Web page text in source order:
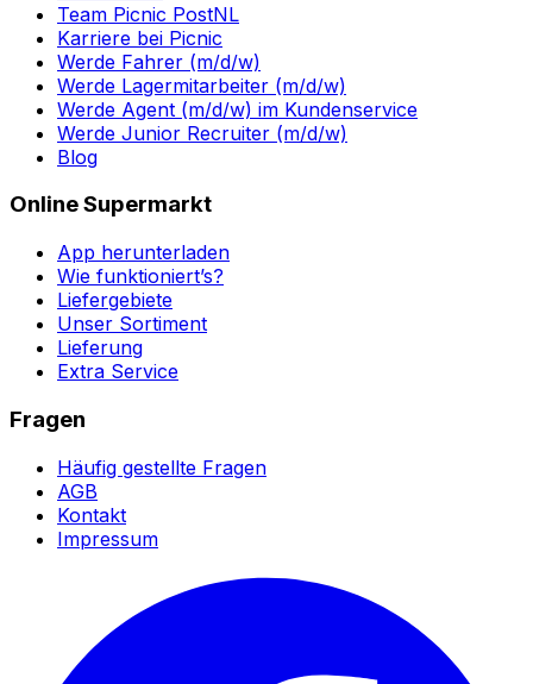
Team Picnic PostNL
Karriere bei Picnic
Werde Fahrer (m/d/w)
Werde Lagermitarbeiter (m/d/w)
Werde Agent (m/d/w) im Kundenservice
Werde Junior Recruiter (m/d/w)
Blog
Online Supermarkt
App herunterladen
Wie funktioniert’s?
Liefergebiete
Unser Sortiment
Lieferung
Extra Service
Fragen
Häufig gestellte Fragen
AGB
Kontakt
Impressum